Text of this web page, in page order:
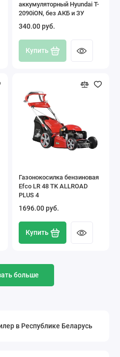
аккумуляторный Hyundai T-
2090iON, без АКБ и ЗУ
340.00 pуб.
Купить
Газонокосилка бензиновая
Efco LR 48 TK ALLROAD
PLUS 4
1696.00 pуб.
Купить
больше
в Республике Беларусь